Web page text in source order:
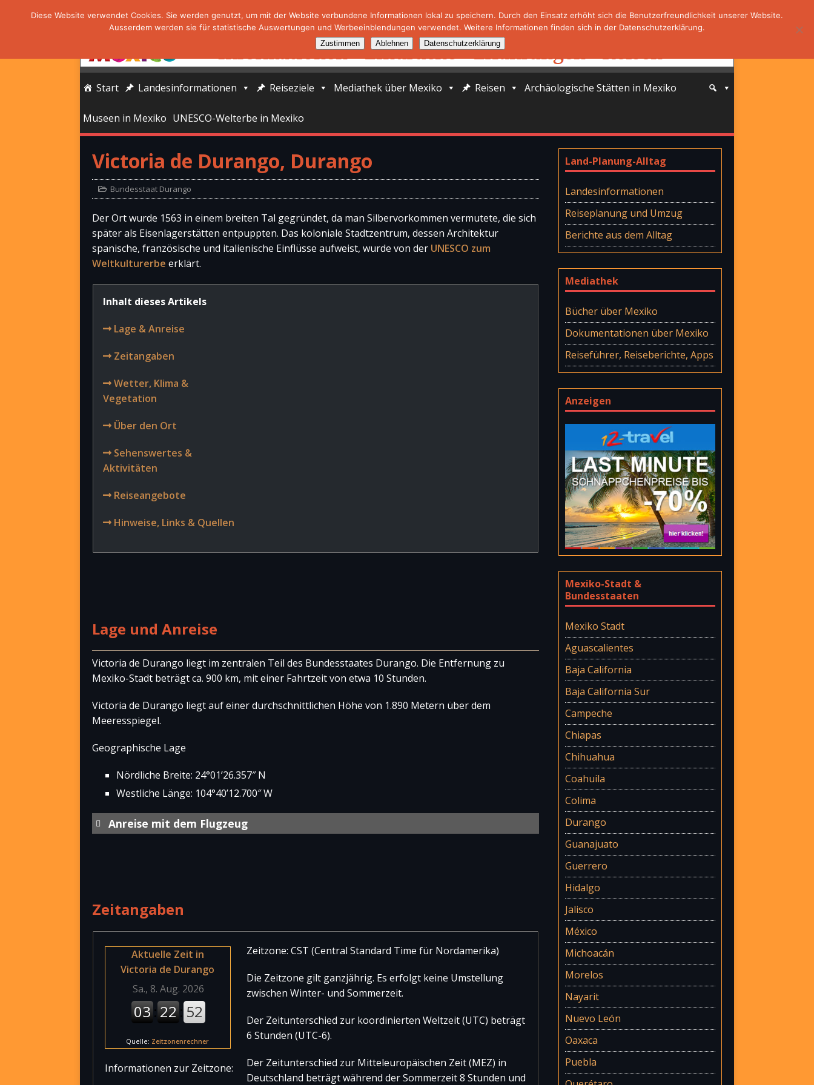
Start Landesinformationen Reiseziele Mediathek über Mexiko Reisen Archäologische Stätten in Mexiko
Museen in Mexiko UNESCO-Welterbe in Mexiko
Victoria de Durango, Durango
Bundesstaat Durango
Der Ort wurde 1563 in einem breiten Tal gegründet, da man Silbervorkommen vermutete, die sich
später als Eisenlagerstätten entpuppten. Das koloniale Stadtzentrum, dessen Architektur
spanische, französische und italienische Einflüsse aufweist, wurde von der UNESCO zum
Weltkulturerbe erklärt.
Inhalt dieses Artikels
Lage & Anreise
Zeitangaben
Wetter, Klima &
Vegetation
Über den Ort
Sehenswertes &
Aktivitäten
Reiseangebote
Hinweise, Links & Quellen
Lage und Anreise
Victoria de Durango liegt im zentralen Teil des Bundesstaates Durango. Die Entfernung zu
Mexiko-Stadt beträgt ca. 900 km, mit einer Fahrtzeit von etwa 10 Stunden.
Victoria de Durango liegt auf einer durchschnittlichen Höhe von 1.890 Metern über dem
Meeresspiegel.
Geographische Lage
Nördliche Breite: 24°01’26.357″ N
Westliche Länge: 104°40’12.700″ W
Anreise mit dem Flugzeug
Zeitangaben
Aktuelle Zeit in
Victoria de Durango
Quelle: Zeitzonenrechner
Informationen zur Zeitzone:
Zeitzone: CST (Central Standard Time für Nordamerika)
Die Zeitzone gilt ganzjährig. Es erfolgt keine Umstellung
zwischen Winter- und Sommerzeit.
Der Zeitunterschied zur koordinierten Weltzeit (UTC) beträgt
6 Stunden (UTC-6).
Der Zeitunterschied zur Mitteleuropäischen Zeit (MEZ) in
Deutschland beträgt während der Sommerzeit 8 Stunden und
Land-Planung-Alltag
Landesinformationen
Reiseplanung und Umzug
Berichte aus dem Alltag
Mediathek
Bücher über Mexiko
Dokumentationen über Mexiko
Reiseführer, Reiseberichte, Apps
Anzeigen
Mexiko-Stadt &
Bundesstaaten
Mexiko Stadt
Aguascalientes
Baja California
Baja California Sur
Campeche
Chiapas
Chihuahua
Coahuila
Colima
Durango
Guanajuato
Guerrero
Hidalgo
Jalisco
México
Michoacán
Morelos
Nayarit
Nuevo León
Oaxaca
Puebla
Diese Website verwendet Cookies. Sie werden genutzt, um mit der Website verbundene Informationen lokal zu speichern. Durch den Einsatz erhöht sich die Benutzerfreundlichkeit unserer Website.
Ausserdem werden sie für statistische Auswertungen und Werbeeinblendungen verwendet. Weitere Informationen finden sich in der Datenschutzerklärung.
Zustimmen Ablehnen Datenschutzerklärung